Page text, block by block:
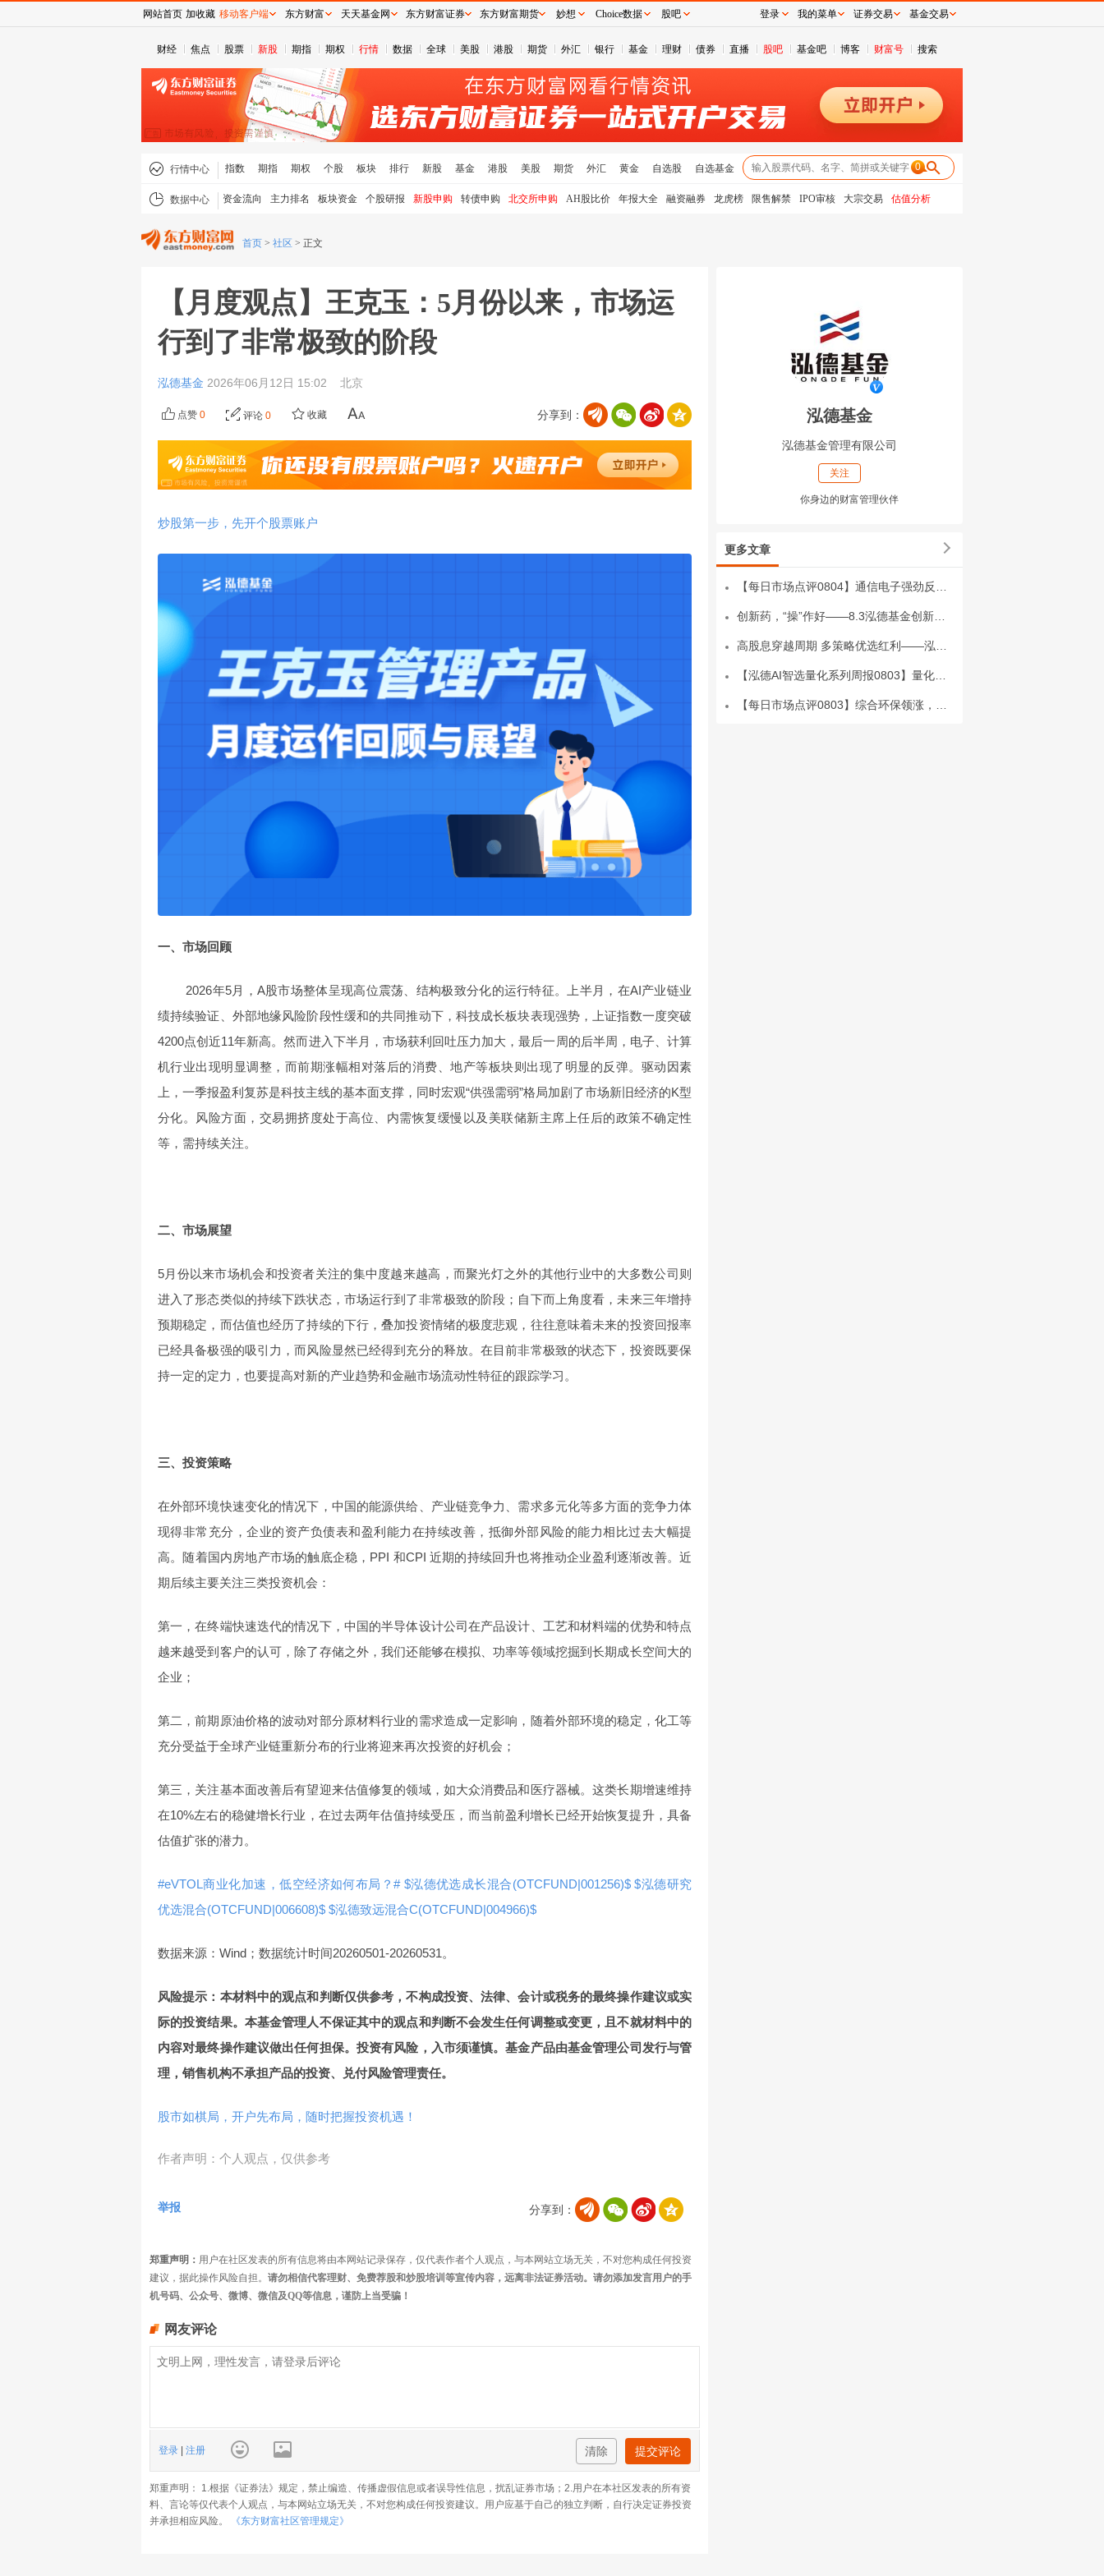
财经 焦点 股票 新股 期指 期权 行情 数据 全球 美股 港股 期货 外汇 银行 基金 理财 债券 直播 股吧 基金吧 博客 财富号 搜索
行情中心 指数 期指 期权 个股 板块 排行 新股 基金 港股 美股 期货 外汇 黄金 自选股 自选基金 0
数据中心 资金流向 主力排名 板块资金 个股研报 新股申购 转债申购 北交所申购 AH股比价 年报大全 融资融券 龙虎榜 限售解禁 IPO审核 大宗交易 估值分析
首页 > 社区 > 正文
【月度观点】王克玉：5月份以来，市场运
行到了非常极致的阶段
泓德基金 2026年06月12日 15:02 北京
分享到：
点赞 0 评论 0 收藏
炒股第一步，先开个股票账户
一、市场回顾
2026年5月，A股市场整体呈现高位震荡、结构极致分化的运行特征。上半月，在AI产业链业
绩持续验证、外部地缘风险阶段性缓和的共同推动下，科技成长板块表现强势，上证指数一度突破
4200点创近11年新高。然而进入下半月，市场获利回吐压力加大，最后一周的后半周，电子、计算
机行业出现明显调整，而前期涨幅相对落后的消费、地产等板块则出现了明显的反弹。驱动因素
上，一季报盈利复苏是科技主线的基本面支撑，同时宏观“供强需弱”格局加剧了市场新旧经济的K型
分化。风险方面，交易拥挤度处于高位、内需恢复缓慢以及美联储新主席上任后的政策不确定性
等，需持续关注。
二、市场展望
5月份以来市场机会和投资者关注的集中度越来越高，而聚光灯之外的其他行业中的大多数公司则
进入了形态类似的持续下跌状态，市场运行到了非常极致的阶段；自下而上角度看，未来三年增持
预期稳定，而估值也经历了持续的下行，叠加投资情绪的极度悲观，往往意味着未来的投资回报率
已经具备极强的吸引力，而风险显然已经得到充分的释放。在目前非常极致的状态下，投资既要保
持一定的定力，也要提高对新的产业趋势和金融市场流动性特征的跟踪学习。
三、投资策略
在外部环境快速变化的情况下，中国的能源供给、产业链竞争力、需求多元化等多方面的竞争力体
现得非常充分，企业的资产负债表和盈利能力在持续改善，抵御外部风险的能力相比过去大幅提
高。随着国内房地产市场的触底企稳，PPI 和CPI 近期的持续回升也将推动企业盈利逐渐改善。近
期后续主要关注三类投资机会：
第一，在终端快速迭代的情况下，中国的半导体设计公司在产品设计、工艺和材料端的优势和特点
越来越受到客户的认可，除了存储之外，我们还能够在模拟、功率等领域挖掘到长期成长空间大的
企业；
第二，前期原油价格的波动对部分原材料行业的需求造成一定影响，随着外部环境的稳定，化工等
充分受益于全球产业链重新分布的行业将迎来再次投资的好机会；
第三，关注基本面改善后有望迎来估值修复的领域，如大众消费品和医疗器械。这类长期增速维持
在10%左右的稳健增长行业，在过去两年估值持续受压，而当前盈利增长已经开始恢复提升，具备
估值扩张的潜力。
#eVTOL商业化加速，低空经济如何布局？# $泓德优选成长混合(OTCFUND|001256)$$泓德研究
优选混合(OTCFUND|006608)$ $泓德致远混合C(OTCFUND|004966)$
数据来源：Wind；数据统计时间20260501-20260531。
风险提示：本材料中的观点和判断仅供参考，不构成投资、法律、会计或税务的最终操作建议或实
际的投资结果。本基金管理人不保证其中的观点和判断不会发生任何调整或变更，且不就材料中的
内容对最终操作建议做出任何担保。投资有风险，入市须谨慎。基金产品由基金管理公司发行与管
理，销售机构不承担产品的投资、兑付风险管理责任。
股市如棋局，开户先布局，随时把握投资机遇！
作者声明：个人观点，仅供参考
分享到：
举报
郑重声明： 用户在社区发表的所有信息将由本网站记录保存，仅代表作者个人观点，与本网站立场无关，不对您构成任何投资
建议，据此操作风险自担。 请勿相信代客理财、免费荐股和炒股培训等宣传内容，远离非法证券活动。请勿添加发言用户的手
机号码、公众号、微博、微信及QQ等信息，谨防上当受骗！
网友评论
登录 | 注册 清除 提交评论
郑重声明： 1.根据《证券法》规定，禁止编造、传播虚假信息或者误导性信息，扰乱证券市场；2.用户在本社区发表的所有资
料、言论等仅代表个人观点，与本网站立场无关，不对您构成任何投资建议。用户应基于自己的独立判断，自行决定证券投资
并承担相应风险。
《东方财富社区管理规定》
泓德基金
泓德基金管理有限公司
关注
你身边的财富管理伙伴
更多文章
网站首页 加收藏 移动客户端 东方财富 天天基金网 东方财富证券 东方财富期货 妙想 Choice数据 股吧 登录 我的菜单 证券交易 基金交易